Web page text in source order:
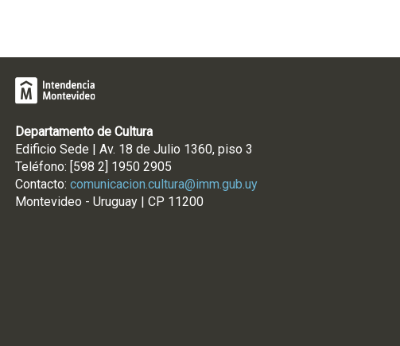
Departamento de Cultura
Edificio Sede | Av. 18 de Julio 1360, piso 3
Teléfono: [598 2] 1950 2905
Contacto: comunicacion.cultura@imm.gub.uy
Montevideo - Uruguay | CP 11200